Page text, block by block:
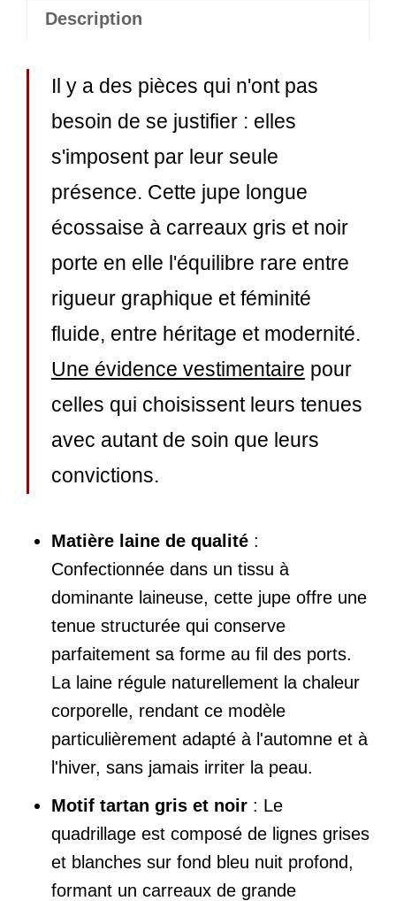
Description
Il y a des pièces qui n'ont pas
besoin de se justifier : elles
s'imposent par leur seule
présence. Cette jupe longue
écossaise à carreaux gris et noir
porte en elle l'équilibre rare entre
rigueur graphique et féminité
fluide, entre héritage et modernité.
Une évidence vestimentaire pour
celles qui choisissent leurs tenues
avec autant de soin que leurs
convictions.
Matière laine de qualité :
Confectionnée dans un tissu à
dominante laineuse, cette jupe offre une
tenue structurée qui conserve
parfaitement sa forme au fil des ports.
La laine régule naturellement la chaleur
corporelle, rendant ce modèle
particulièrement adapté à l'automne et à
l'hiver, sans jamais irriter la peau.
Motif tartan gris et noir : Le
quadrillage est composé de lignes grises
et blanches sur fond bleu nuit profond,
formant un carreaux de grande